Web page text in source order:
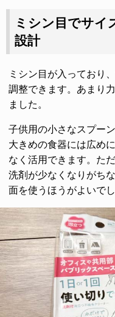
ミシン目でサイ
設計
ミシン目が入っており
調整できます。あまり
ました。
子供用の小さなスプー
大きめの食器には広め
なく活用できます。た
洗剤が少なくなりがち
面を使うほうがよいでし